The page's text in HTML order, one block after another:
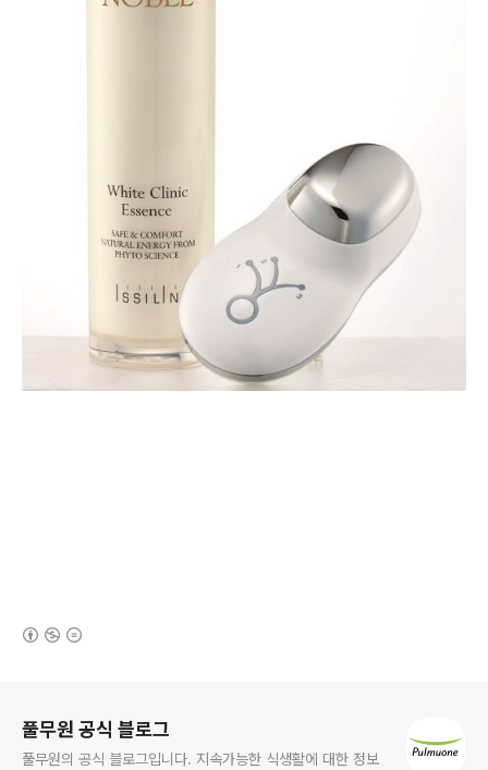
풀무원 공식 블로그
풀무원의 공식 블로그입니다. 지속가능한 식생활에 대한 정보